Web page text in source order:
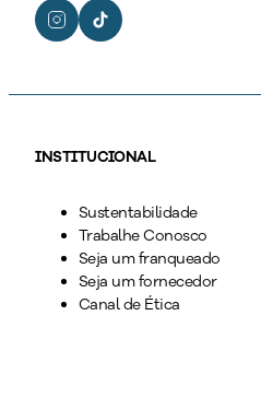
INSTITUCIONAL
Sustentabilidade
Trabalhe Conosco
Seja um franqueado
Seja um fornecedor
Canal de Ética